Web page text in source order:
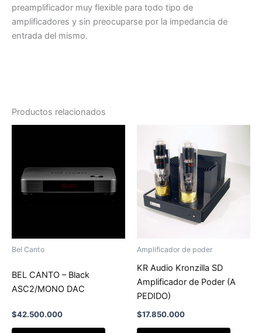
preamplificador muy flexible para todo tipo de
amplificadores y sin preocuparse por la impedancia de
entrada del mismo.
Productos relacionados
Bel Canto
BEL CANTO – Black
ASC2/MONO DAC
$42.500.000
Amplificador de poder
KR Audio Kronzilla SD
Amplificador de Poder (A
PEDIDO)
$17.850.000